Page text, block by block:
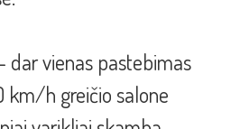
dar vienas pastebimas
km/h greičio salone